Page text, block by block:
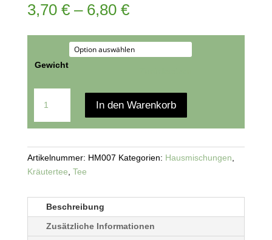
3,70 €– 6,80 €
Gewicht
Kräutermischung
No.
7
In den Warenkorb
Artikelnummer: HM007 Kategorien: Hausmischungen
Kräutertee Tee
Beschreibung
Zusätzliche Informationen